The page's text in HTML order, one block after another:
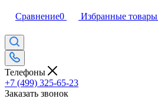
Сравнение0 Избранные товары
Телефоны
+7 (499) 325-65-23
Заказать звонок